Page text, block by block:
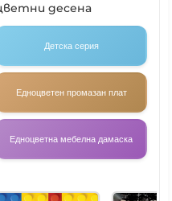
десена
Детска серия
Едноцветен промазан плат
Едноцветна мебелна дамаска